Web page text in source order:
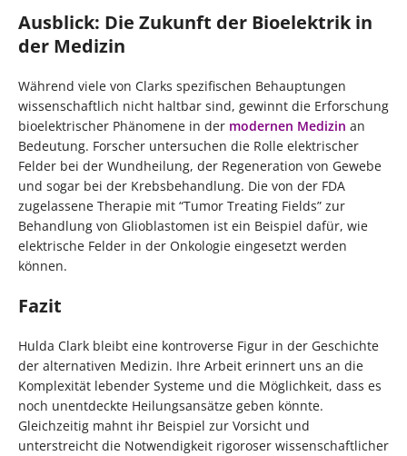
Ausblick: Die Zukunft der Bioelektrik in
der Medizin
Während viele von Clarks spezifischen Behauptungen
wissenschaftlich nicht haltbar sind, gewinnt die Erforschung
bioelektrischer Phänomene in der modernen Medizin an
Bedeutung. Forscher untersuchen die Rolle elektrischer
Felder bei der Wundheilung, der Regeneration von Gewebe
und sogar bei der Krebsbehandlung. Die von der FDA
zugelassene Therapie mit “Tumor Treating Fields” zur
Behandlung von Glioblastomen ist ein Beispiel dafür, wie
elektrische Felder in der Onkologie eingesetzt werden
können.
Fazit
Hulda Clark bleibt eine kontroverse Figur in der Geschichte
der alternativen Medizin. Ihre Arbeit erinnert uns an die
Komplexität lebender Systeme und die Möglichkeit, dass es
noch unentdeckte Heilungsansätze geben könnte.
Gleichzeitig mahnt ihr Beispiel zur Vorsicht und
unterstreicht die Notwendigkeit rigoroser wissenschaftlicher